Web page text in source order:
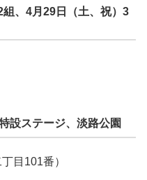
、4月29日（土、祝）3
設ステージ、淡路公園
目101番）